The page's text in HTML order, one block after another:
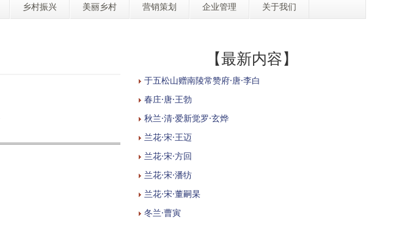
乡村振兴 美丽乡村 营销策划 企业管理 关于我们
【最新内容】
于五松山赠南陵常赞府·唐·李白
春庄·唐·王勃
秋兰·清·爱新觉罗·玄烨
兰花·宋·王迈
兰花·宋·方回
兰花·宋·潘牥
兰花·宋·董嗣杲
冬兰·曹寅